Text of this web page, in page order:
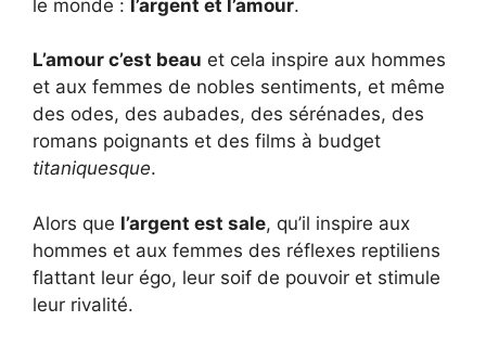
le monde : l’argent et l’amour.
L’amour c’est beau et cela inspire aux hommes
et aux femmes de nobles sentiments, et même
des odes, des aubades, des sérénades, des
romans poignants et des films à budget
titaniquesque.
Alors que l’argent est sale, qu’il inspire aux
hommes et aux femmes des réflexes reptiliens
flattant leur égo, leur soif de pouvoir et stimule
leur rivalité.